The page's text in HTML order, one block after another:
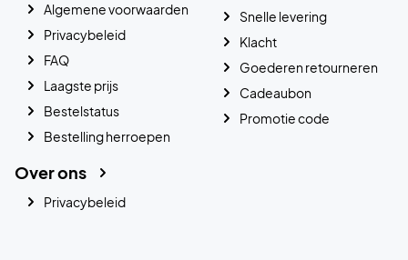
Algemene voorwaarden
Privacybeleid
FAQ
Laagste prijs
Bestelstatus
Bestelling herroepen
Snelle levering
Klacht
Goederen retourneren
Cadeaubon
Promotie code
Over ons
Privacybeleid